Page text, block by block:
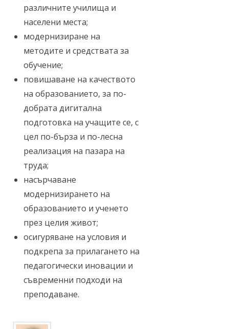
различните училища и
населени места;
модернизиране на
методите и средствата за
обучение;
повишаване на качеството
на образованието, за по-
добрата дигитална
подготовка на учащите се, с
цел по-бърза и по-лесна
реализация на пазара на
труда;
насърчаване
модернизирането на
образованието и ученето
през целия живот;
осигуряване на условия и
подкрепа за прилагането на
педагогически иновации и
съвременни подходи на
преподаване.